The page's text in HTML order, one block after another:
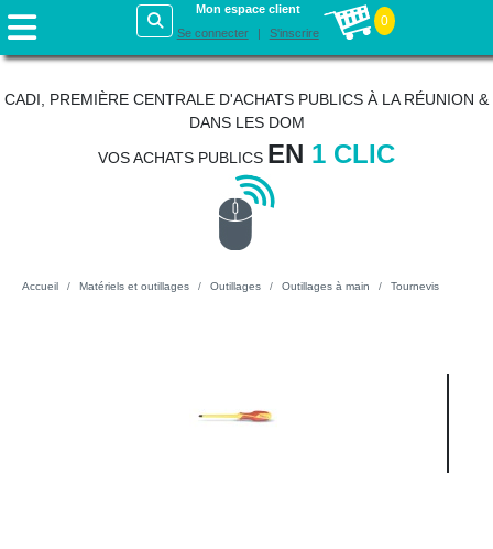
Mon espace client
Se connecter
S'inscrire
0
CADI, PREMIÈRE CENTRALE D'ACHATS PUBLICS À LA RÉUNION &
DANS LES DOM
VOS ACHATS PUBLICS EN 1 CLIC
Accueil Matériels et outillages Outillages Outillages à main Tournevis